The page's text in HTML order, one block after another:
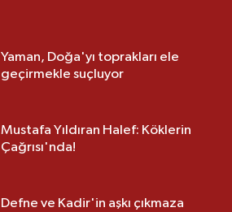
Yaman, Doğa'yı toprakları ele
geçirmekle suçluyor
Mustafa Yıldıran Halef: Köklerin
Çağrısı'nda!
Defne ve Kadir'in aşkı çıkmaza